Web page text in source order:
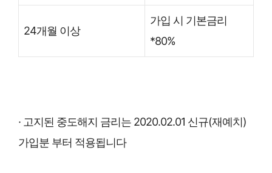
24개월 이상
가입 시 기본금리
*80%
· 고지된 중도해지 금리는 2020.02.01 신규(재예치)
가입분 부터 적용됩니다